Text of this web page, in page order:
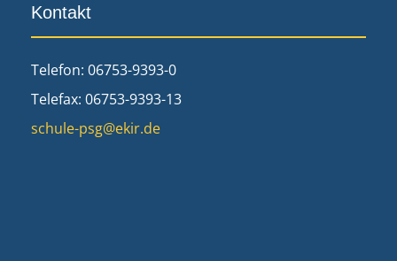
Kontakt
Telefon: 06753-9393-0
Telefax: 06753-9393-13
schule-psg@ekir.de